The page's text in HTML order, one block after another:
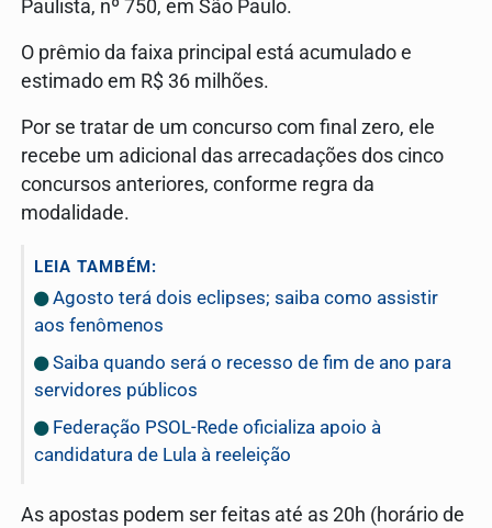
Paulista, nº 750, em São Paulo.
O prêmio da faixa principal está acumulado e
estimado em R$ 36 milhões.
Por se tratar de um concurso com final zero, ele
recebe um adicional das arrecadações dos cinco
concursos anteriores, conforme regra da
modalidade.
LEIA TAMBÉM:
Agosto terá dois eclipses; saiba como assistir
aos fenômenos
Saiba quando será o recesso de fim de ano para
servidores públicos
Federação PSOL-Rede oficializa apoio à
candidatura de Lula à reeleição
As apostas podem ser feitas até as 20h (horário de